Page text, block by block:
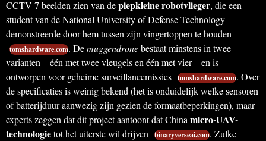
CCTV-7 beelden zien van depiepkleine robotvlieger, die een
student van de National University of Defense Technology
demonstreerde door hem tussen zijn vingertoppen te houden
tomshardware.com. Demuggendronebestaat minstens in twee
varianten – één met twee vleugels en één met vier – en is
ontworpen voor geheime surveillancemissies tomshardware.com. Over
de specificaties is weinig bekend (het is onduidelijk welke sensoren
of batterijduur aanwezig zijn gezien de formaatbeperkingen), maar
experts zeggen dat dit project aantoont dat China micro-UAV-
technologietot het uiterste wil drijven binaryverseai.com. Zulke